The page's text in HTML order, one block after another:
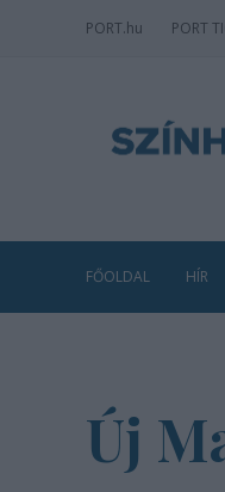
PORT.hu PORT
FŐOLDAL HÍR
Új